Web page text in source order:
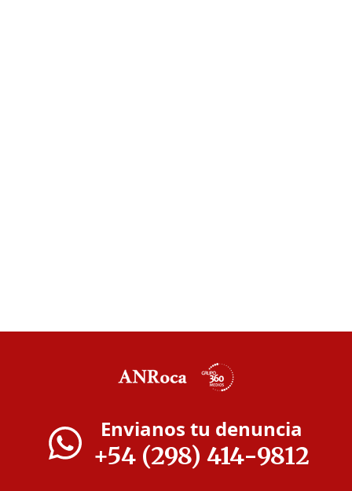
Envianos tu denuncia
+54 (298) 414-9812